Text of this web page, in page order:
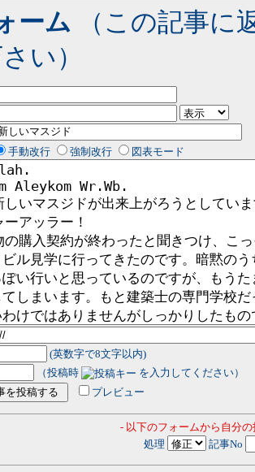
ーム （この記事に
い）
手動改行 強制改行 図表モード
(英数字で8文字以内)
（投稿時
を入力してください）
プレビュー
- 以下のフォームから自分
処理
記事No